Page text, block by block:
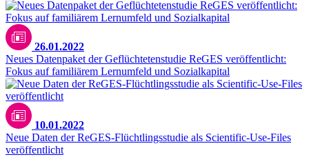
26.01.2022
Neues Datenpaket der Geflüchtetenstudie ReGES veröffentlicht:
Fokus auf familiärem Lernumfeld und Sozialkapital
10.01.2022
Neue Daten der ReGES-Flüchtlingsstudie als Scientific-Use-Files
veröffentlicht